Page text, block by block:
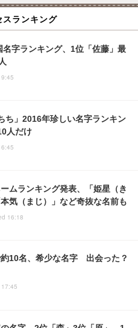
スランキング
名字ランキング、1位「佐藤」最
ち」2016年珍しい名字ランキン
人だけ
ムランキング発表、「姫星（き
気（まじ）」など奇抜な名前も
16:18
約10名、希少な名字 出会った？